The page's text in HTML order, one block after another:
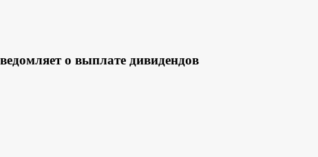
о выплате дивидендов